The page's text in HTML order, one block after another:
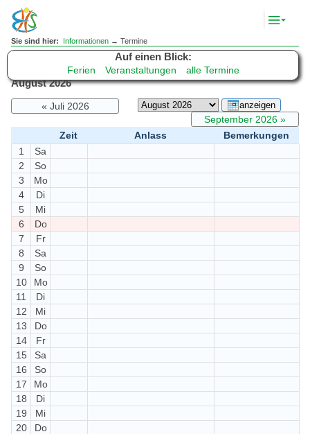
Sie sind hier: Informationen→ Termine
August 2026
Auf einen Blick
Ferien Veranstaltungen alle Termine
Juli 2026
September 2026
Zeit
Anlass
Bemerkungen
1
Sa
2
So
3
Mo
4
Di
5
Mi
6
Do
7
Fr
8
Sa
9
So
10
Mo
11
Di
12
Mi
13
Do
14
Fr
15
Sa
16
So
17
Mo
18
Di
19
Mi
20
Do